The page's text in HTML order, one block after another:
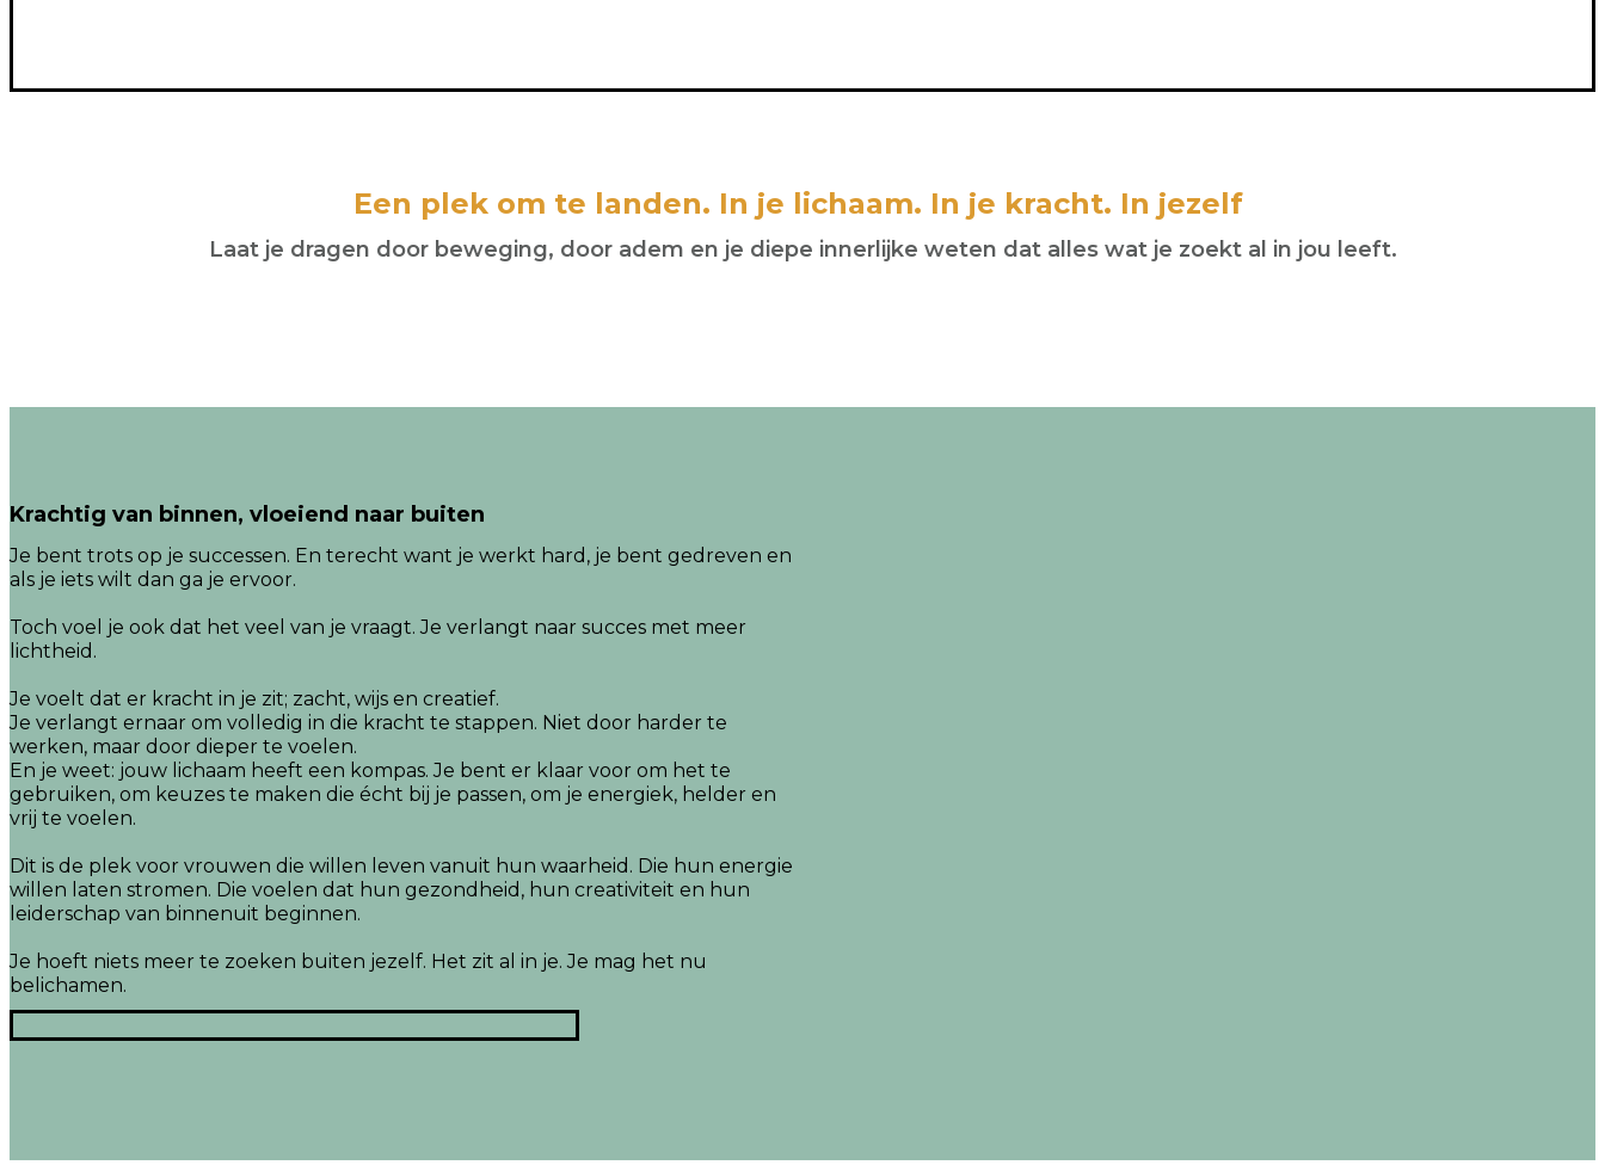
Een plek om te landen. In je lichaam. In je kracht. In jezelf
Laat je dragen door beweging, door adem en je diepe innerlijke weten dat alles wat je zoekt al in jou leeft.
Krachtig van binnen, vloeiend naar buiten
Je bent trots op je successen. En terecht want je werkt hard, je bent gedreven en
als je iets wilt dan ga je ervoor.
Toch voel je ook dat het veel van je vraagt. Je verlangt naar succes met meer
lichtheid.
Je voelt dat er kracht in je zit; zacht, wijs en creatief.
Je verlangt ernaar om volledig in die kracht te stappen. Niet door harder te
werken, maar door dieper te voelen.
En je weet: jouw lichaam heeft een kompas. Je bent er klaar voor om het te
gebruiken, om keuzes te maken die écht bij je passen, om je energiek, helder en
vrij te voelen.
Dit is de plek voor vrouwen die willen leven vanuit hun waarheid. Die hun energie
willen laten stromen. Die voelen dat hun gezondheid, hun creativiteit en hun
leiderschap van binnenuit beginnen.
Je hoeft niets meer te zoeken buiten jezelf. Het zit al in je. Je mag het nu
belichamen.